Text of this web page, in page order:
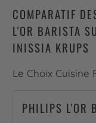
COMPARATIF
L'OR BARISTA
INISSIA KRUPS
Le Choix Cuisine
PHILIPS L'OR